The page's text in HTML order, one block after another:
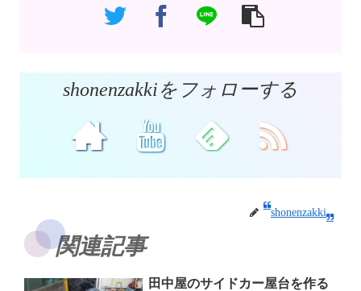
shonenzakkiをフォローする
shonenzakki
関連記事
田中屋のサイドカー屋台を作る